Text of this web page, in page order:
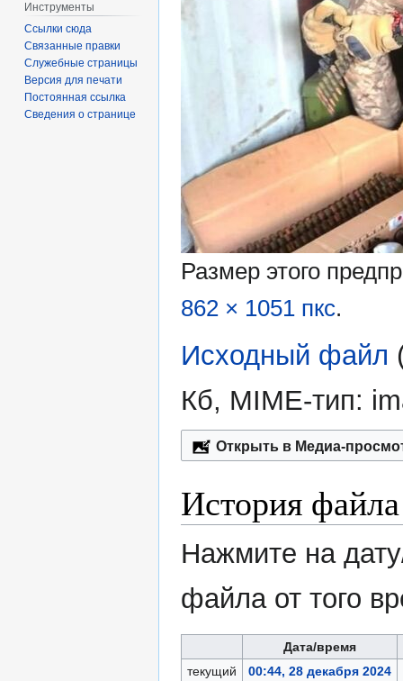
Размер этого
862 × 1051 пкс.
Исходный файл
Кб, MIME-тип:
Открыть в Медиа-
История файла
Нажмите на
файла от того
Дата/время
текущий
00:44, 28 декабря 2024
Инструменты
Ссылки сюда
Связанные правки
Служебные страницы
Версия для печати
Постоянная ссылка
Сведения о странице